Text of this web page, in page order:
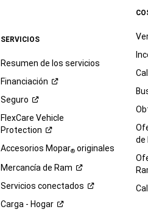
SERVICIOS
Resumen de los servicios
Financiación
Seguro
FlexCare Vehicle
Protection
Accesorios Mopar®originales
Mercancía de Ram
Servicios conectados
Carga - Hogar
de